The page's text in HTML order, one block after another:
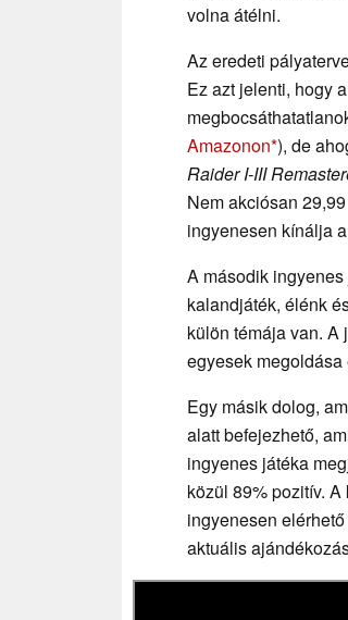
volna átélni.
Az eredeti
Ez azt jelenti, hogy
Amazonon ), de
Raider I-III
Nem akciósan
ingyenesen kínálja a
A második
kalandjáték, élénk
külön témája van. A
egyesek
Egy másik dolog,
alatt befejezhető,
ingyenes játéka
közül 89% pozitív.
ingyenesen
aktuális